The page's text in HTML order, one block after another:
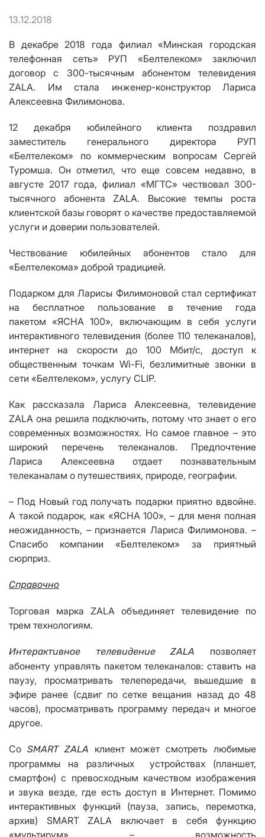
13.12.2018
В декабре 2018 года филиал «Минская городская
телефонная сеть» РУП «Белтелеком» заключил
договор с 300-тысячным абонентом телевидения
ZALA. Им стала инженер-конструктор Лариса
Алексеевна Филимонова.
12 декабря юбилейного клиента поздравил
заместитель генерального директора РУП
«Белтелеком» по коммерческим вопросам Сергей
Туромша. Он отметил, что еще совсем недавно, в
августе 2017 года, филиал «МГТС» чествовал 300-
тысячного абонента ZALA. Высокие темпы роста
клиентской базы говорят о качестве предоставляемой
услуги и доверии пользователей.
Чествование юбилейных абонентов стало для
«Белтелекома» доброй традицией.
Подарком для Ларисы Филимоновой стал сертификат
на бесплатное пользование в течение года
пакетом «ЯСНА 100», включающим в себя услуги
интерактивного телевидения (более 110 телеканалов),
интернет на скорости до 100 Мбит/с, доступ к
общественным точкам Wi-Fi, безлимитные звонки в
сети «Белтелеком», услугу CLIP.
Как рассказала Лариса Алексеевна, телевидение
ZALA она решила подключить, потому что знает о его
современных возможностях. Но самое главное – это
широкий перечень телеканалов. Предпочтение
Лариса Алексеевна отдает познавательным
телеканалам о путешествиях, природе, географии.
– Под Новый год получать подарки приятно вдвойне.
А такой подарок, как «ЯСНА 100», – для меня полная
неожиданность, – признается Лариса Филимонова. –
Спасибо компании «Белтелеком» за приятный
сюрприз.
Справочно
Торговая марка ZALA объединяет телевидение по
трем технологиям.
Интерактивное телевидение ZALA позволяет
абоненту управлять пакетом телеканалов: ставить на
паузу, просматривать телепередачи, вышедшие в
эфире ранее (сдвиг по сетке вещания назад до 48
часов), просматривать программу передач и многое
другое.
Со SMART ZALA клиент может смотреть любимые
программы на различных устройствах (планшет,
смартфон) с превосходным качеством изображения
и звука везде, где есть доступ в Интернет. Помимо
интерактивных функций (пауза, запись, перемотка,
архив) SMART ZALA включает в себя функцию